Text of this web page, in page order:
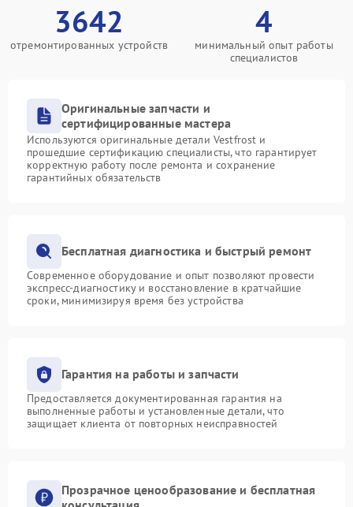
3642
отремонтированных устройств
4
минимальный опыт работы
специалистов
Оригинальные запчасти и
сертифицированные мастера
Используются оригинальные детали Vestfrost и
прошедшие сертификацию специалисты, что гарантирует
корректную работу после ремонта и сохранение
гарантийных обязательств
Бесплатная диагностика и быстрый ремонт
Современное оборудование и опыт позволяют провести
экспресс-диагностику и восстановление в кратчайшие
сроки, минимизируя время без устройства
Гарантия на работы и запчасти
Предоставляется документированная гарантия на
выполненные работы и установленные детали, что
защищает клиента от повторных неисправностей
Прозрачное ценообразование и бесплатная